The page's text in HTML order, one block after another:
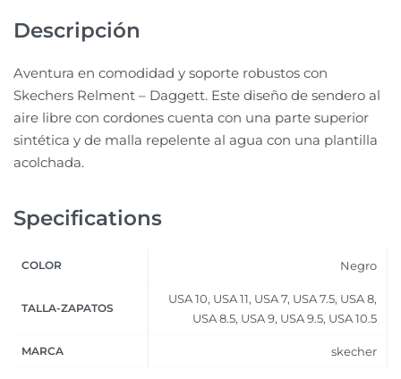
Descripción
Aventura en comodidad y soporte robustos con
Skechers Relment – Daggett. Este diseño de sendero al
aire libre con cordones cuenta con una parte superior
sintética y de malla repelente al agua con una plantilla
acolchada.
Specifications
COLOR Negro
TALLA-ZAPATOS
USA 10, USA 11, USA 7, USA 7.5, USA 8,
USA 8.5, USA 9, USA 9.5, USA 10.5
MARCA skecher